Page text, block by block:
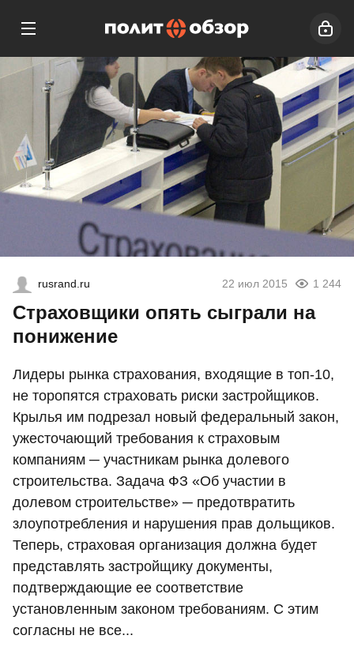
rusrand.ru 22 июл 2015 1 244
Страховщики опять сыграли на
понижение
Лидеры рынка страхования, входящие в топ-10,
не торопятся страховать риски застройщиков.
Крылья им подрезал новый федеральный закон,
ужесточающий требования к страховым
компаниям ─ участникам рынка долевого
строительства. Задача ФЗ «Об участии в
долевом строительстве» ─ предотвратить
злоупотребления и нарушения прав дольщиков.
Теперь, страховая организация должна будет
представлять застройщику документы,
подтверждающие ее соответствие
установленным законом требованиям. С этим
согласны не все...